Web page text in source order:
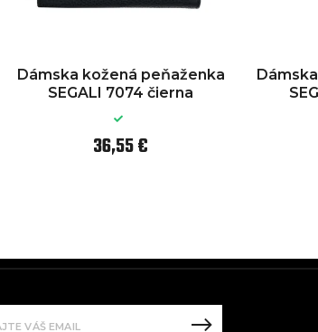
Dámska kožená peňaženka
SEGALI 7074 čierna
36,55 €